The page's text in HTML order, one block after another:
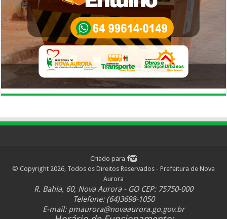
Criado para
© Copyright 2026, Todos os Direitos Reservados - Prefeitura de Nova
Aurora
R. Bahia, 60, Nova Aurora - GO CEP: 75750-000
Telefone: (64)3698-1050
E-mail: pmaurora@novaaurora.go.gov.br